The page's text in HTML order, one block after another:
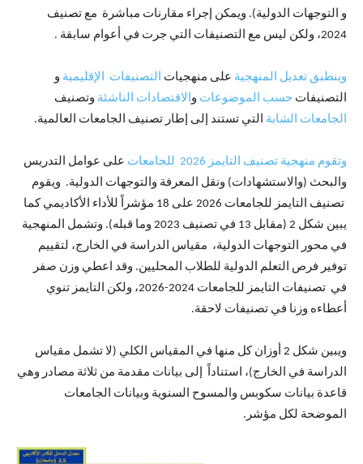
و التوجهات الدولية). ويمكن إجراء مقارنات مباشرة مع تصنيف
2024، ولكن ليس مع التصنيفات التي جرت في أعوام سابقة .
وينطبق تعديل المنهجية على منهجيات التصنيفات الإقليمية و
التصنيفات حسب الموضوعات و الاقتصادات الناشئة وتصنيف
الجامعات الشابة التي تستند إلى إطار تصنيف الجامعات العالمية.
وتقوم منهجية تصنيف التايمز 2026 للجامعات
على عوامل التدريس
والبحث (والاستشهادات) ونقل المعرفة والتوجهات الدولية. ويقوم
تصنيف التايمز للجامعات 2026 على 18 مؤشراً للأداء الأكاديمي كما
يبين شكل 2 (مقابل 13 في تصنيف 2023 وما قبله). وتشمل المنهجية
في محور التوجهات الدولية، مقياس الدراسة في الخارج، لتقييم
توفير فرص التعلم الدولية للطلاب المحليين. وقد اعطي وزن صفر
في تصنيفات التايمز للجامعات 2024-2026، ولكن التايمز تنوي
أعطاءه وزنا في تصنيفات لاحقة.
ويبين شكل 2 أوزان كل منها في المقياس الكلي (لا تشمل مقياس
الدراسة في الخارج)، استناداً إلى بيانات مقدمة من ثلاثة مصادر وهي
قاعدة بيانات سكوبس والمسوح السنوية وبيانات الجامعات
الموضحة لكل مؤشر.